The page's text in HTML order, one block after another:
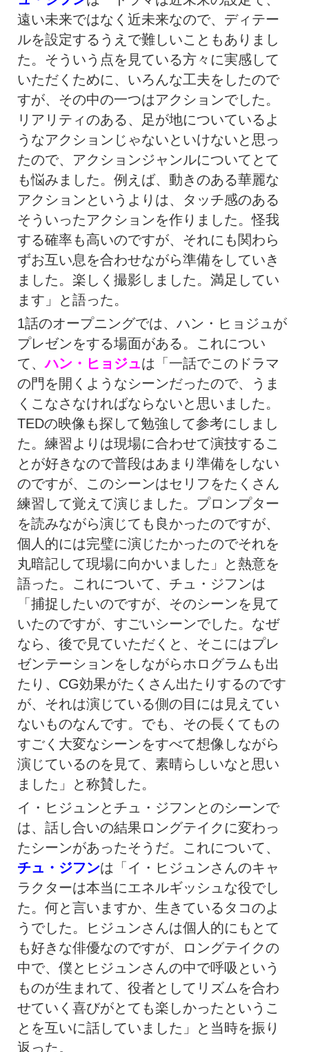
遠い未来ではなく近未来なので、ディテー
ルを設定するうえで難しいこともありまし
た。そういう点を見ている方々に実感して
いただくために、いろんな工夫をしたので
すが、その中の一つはアクションでした。
リアリティのある、足が地についているよ
うなアクションじゃないといけないと思っ
たので、アクションジャンルについてとて
も悩みました。例えば、動きのある華麗な
アクションというよりは、タッチ感のある
そういったアクションを作りました。怪我
する確率も高いのですが、それにも関わら
ずお互い息を合わせながら準備をしていき
ました。楽しく撮影しました。満足してい
ます」と語った。
1話のオープニングでは、ハン・ヒョジュが
プレゼンをする場面がある。これについ
て、ハン・ヒョジュは「一話でこのドラマ
の門を開くようなシーンだったので、うま
くこなさなければならないと思いました。
TEDの映像も探して勉強して参考にしまし
た。練習よりは現場に合わせて演技するこ
とが好きなので普段はあまり準備をしない
のですが、このシーンはセリフをたくさん
練習して覚えて演じました。プロンプター
を読みながら演じても良かったのですが、
個人的には完璧に演じたかったのでそれを
丸暗記して現場に向かいました」と熱意を
語った。これについて、チュ・ジフンは
「捕捉したいのですが、そのシーンを見て
いたのですが、すごいシーンでした。なぜ
なら、後で見ていただくと、そこにはプレ
ゼンテーションをしながらホログラムも出
たり、CG効果がたくさん出たりするのです
が、それは演じている側の目には見えてい
ないものなんです。でも、その長くてもの
すごく大変なシーンをすべて想像しながら
演じているのを見て、素晴らしいなと思い
ました」と称賛した。
イ・ヒジュンとチュ・ジフンとのシーンで
は、話し合いの結果ロングテイクに変わっ
たシーンがあったそうだ。これについて、
チュ・ジフンは「イ・ヒジュンさんのキャ
ラクターは本当にエネルギッシュな役でし
た。何と言いますか、生きているタコのよ
うでした。ヒジュンさんは個人的にもとて
も好きな俳優なのですが、ロングテイクの
中で、僕とヒジュンさんの中で呼吸という
ものが生まれて、役者としてリズムを合わ
せていく喜びがとても楽しかったというこ
とを互いに話していました」と当時を振り
返った。